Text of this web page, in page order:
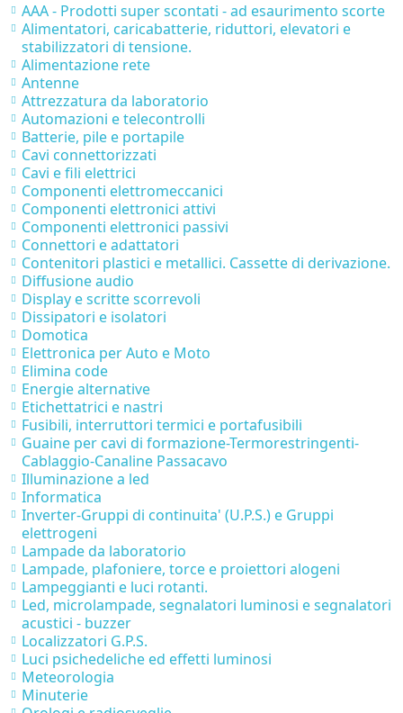
AAA - Prodotti super scontati - ad esaurimento scorte
Alimentatori, caricabatterie, riduttori, elevatori e
stabilizzatori di tensione.
Alimentazione rete
Antenne
Attrezzatura da laboratorio
Automazioni e telecontrolli
Batterie, pile e portapile
Cavi connettorizzati
Cavi e fili elettrici
Componenti elettromeccanici
Componenti elettronici attivi
Componenti elettronici passivi
Connettori e adattatori
Contenitori plastici e metallici. Cassette di derivazione.
Diffusione audio
Display e scritte scorrevoli
Dissipatori e isolatori
Domotica
Elettronica per Auto e Moto
Elimina code
Energie alternative
Etichettatrici e nastri
Fusibili, interruttori termici e portafusibili
Guaine per cavi di formazione-Termorestringenti-
Cablaggio-Canaline Passacavo
Illuminazione a led
Informatica
Inverter-Gruppi di continuita' (U.P.S.) e Gruppi
elettrogeni
Lampade da laboratorio
Lampade, plafoniere, torce e proiettori alogeni
Lampeggianti e luci rotanti.
Led, microlampade, segnalatori luminosi e segnalatori
acustici - buzzer
Localizzatori G.P.S.
Luci psichedeliche ed effetti luminosi
Meteorologia
Minuterie